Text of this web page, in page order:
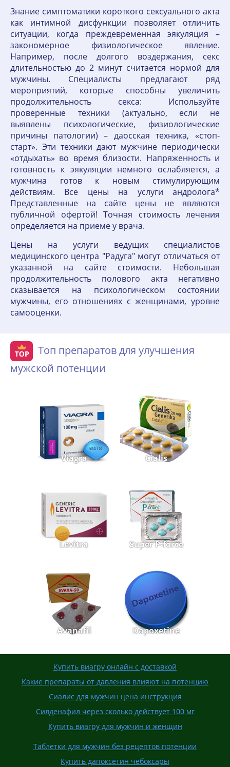
Знание симптоматики короткого сексуального акта
как интимной дисфункции позволяет отличить
ситуации, когда преждевременная эякуляция –
закономерное физиологическое явление.
Например, после долгого воздержания, секс
длительностью до 2 минут считается нормой для
мужчины. Специалисты предлагают ряд
мероприятий, которые способны увеличить
продолжительность секса: Используйте
проверенные техники (актуально, если не
выявлены психологические, физиологические
причины патологии) – даосская техника, «стоп-
старт». Эти техники дают мужчине периодически
«отдыхать» во время близости. Напряженность и
готовность к эякуляции немного ослабляется, а
мужчина готов к новым стимулирующим
действиям. Все цены на услуги андролога*
Представленные на сайте цены не являются
публичной офертой! Точная стоимость лечения
определяется на приеме у врача.
Цены на услуги ведущих специалистов
медицинского центра "Радуга" могут отличаться от
указанной на сайте стоимости. Небольшая
продолжительность полового акта негативно
сказывается на психологическом состоянии
мужчины, его отношениях с женщинами, уровне
самооценки.
Топ препаратов для улучшения
мужской потенции
Viagra Cialis
Levitra Super P-force
Avanafil Dapoxetine
Купить виагру онлайн с доставкой
Какие препараты от давления влияют на потенцию
Сиалис для мужчин цена инструкция
Силденафил через сколько действует 100 мг
Купить виагру для мужчин и женщин
Таблетки для мужчин без рецептов потенции
Купить дапоксетин чебоксары